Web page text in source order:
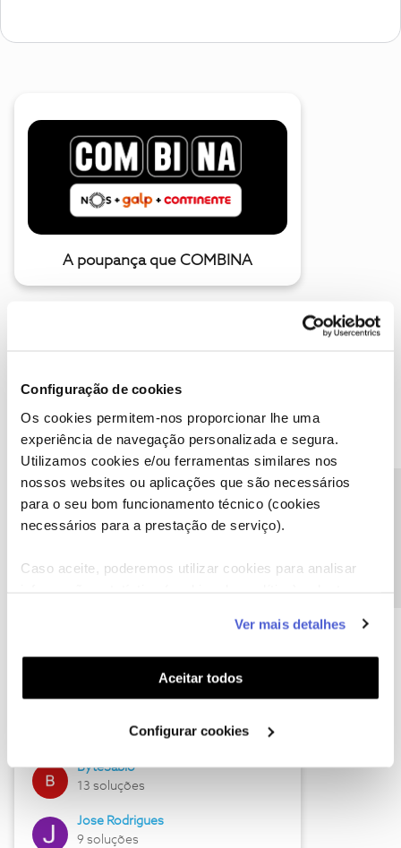
Configuração de cookies
Os cookies permitem-nos proporcionar lhe uma
experiência de navegação personalizada e segura.
Utilizamos cookies e/ou ferramentas similares nos
nossos websites ou aplicações que são necessários
para o seu bom funcionamento técnico (cookies
necessários para a prestação de serviço).
Caso aceite, poderemos utilizar cookies para analisar
funcionalidades (cookies de personalização e
funcionalidade) e adaptar anúncios aos seus interesses
(cookies de publicidade personalizada). Pode gerir a
utilização dos cookies clicando em "Configurar
Ver mais detalhes
Aceitar todos
Configurar cookies
A poupança que COMBINA
Descubra as novidades de julho
Hall of Fame de julho
17 soluções
ByteSábio
13 soluções
Jose Rodrigues
9 soluções